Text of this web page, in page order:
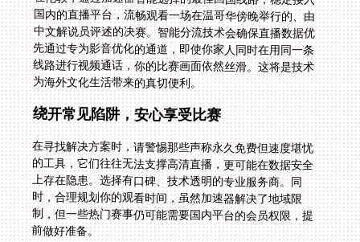
为海外文化生活带来的真切便利。
绕开常见陷阱，安心享受比赛
在寻找解决方案时，请警惕那些声称永久免费但速度堪忧
的工具，它们往往无法支撑高清直播，更可能在数据安全
上存在隐患。选择有口碑、技术透明的专业服务商。同
时，合理规划你的观看时间，虽然加速器解决了地域限
制，但一些热门赛事仍可能需要国内平台的会员权限，提
前做好准备。